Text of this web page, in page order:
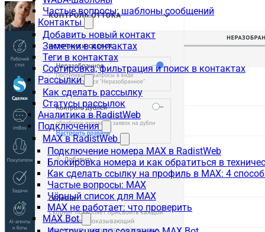
Частые вопросы: шаблоны сообщений
Контакты
Добавить новый контакт
Заметки в контактах
Теги в контактах
Сортировка, фильтрация и поиск в контактах
Рассылки
Как сделать рассылку
Статусы рассылок
Аналитика в RadistWeb
Подключения
MAX в RadistWeb
Подключение номера MAX в RadistWeb
Блокировка номера и как обратиться в
Как сделать ссылку на профиль в MAX: 4
Частые вопросы: MAX
Чёрный список для MAX
MAX не работает: что проверить
MAX Bot